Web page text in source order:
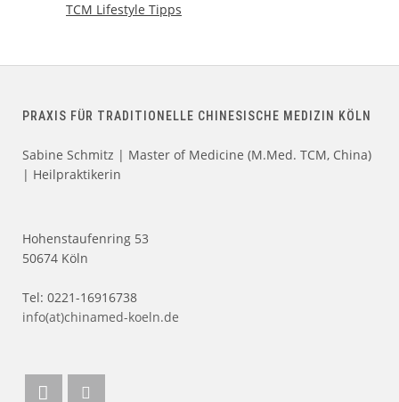
TCM Lifestyle Tipps
PRAXIS FÜR TRADITIONELLE CHINESISCHE MEDIZIN KÖLN
Sabine Schmitz | Master of Medicine (M.Med. TCM, China)
| Heilpraktikerin
Hohenstaufenring 53
50674 Köln
Tel: 0221-16916738
info(at)chinamed-koeln.de